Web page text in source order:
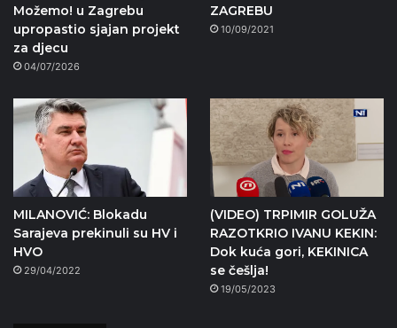
Možemo! u Zagrebu
upropastio sjajan projekt
za djecu
04/07/2026
ZAGREBU
10/09/2021
MILANOVIĆ: Blokadu
Sarajeva prekinuli su HV i
HVO
29/04/2022
(VIDEO) TRPIMIR GOLUŽA
RAZOTKRIO IVANU KEKIN:
Dok kuća gori, KEKINICA
se češlja!
19/05/2023